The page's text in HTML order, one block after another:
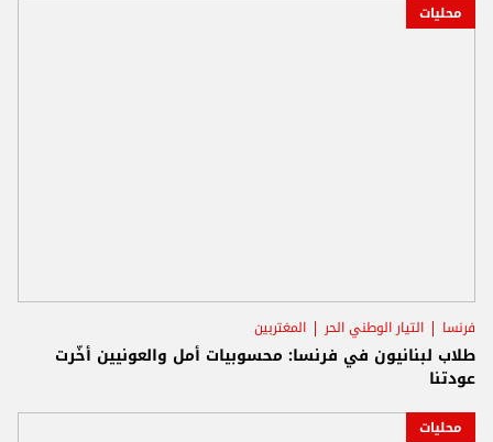
محليات
فرنسا التيار الوطني الحر المغتربين
طلاب لبنانيون في فرنسا: محسوبيات أمل والعونيين أخّرت
عودتنا
محليات